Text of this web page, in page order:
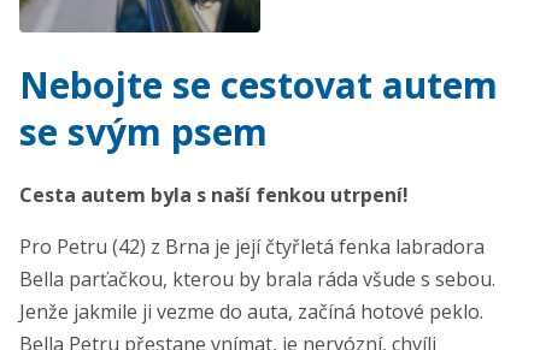
Nebojte se cestovat autem
se svým psem
Cesta autem byla s naší fenkou utrpení!
Pro Petru (42) z Brna je její čtyřletá fenka labradora
Bella parťačkou, kterou by brala ráda všude s sebou.
Jenže jakmile ji vezme do auta, začíná hotové peklo.
Bella Petru přestane vnímat, je nervózní, chvíli